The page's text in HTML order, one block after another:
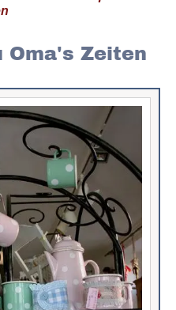
Oma's Zeiten